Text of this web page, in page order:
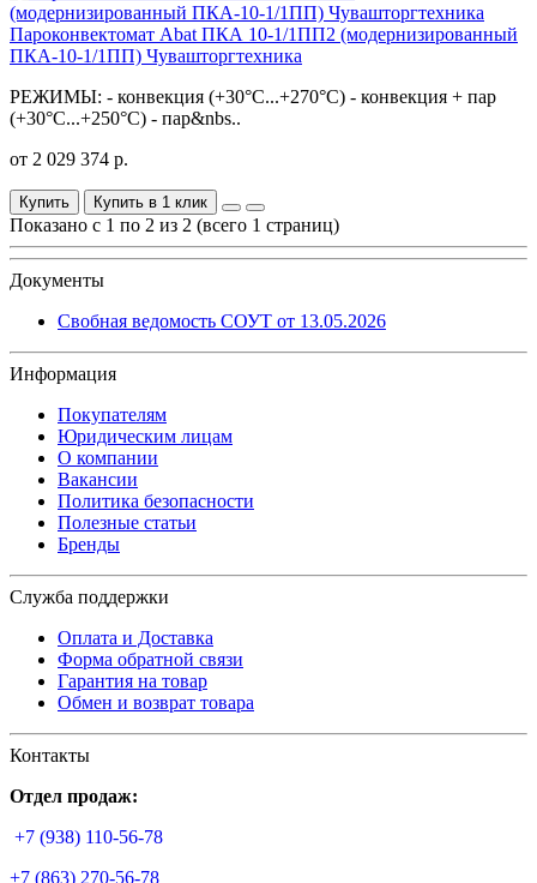
Пароконвектомат Abat ПКА 10-1/1ПП2 (модернизированный
ПКА-10-1/1ПП) Чувашторгтехника
РЕЖИМЫ: - конвекция (+30°С...+270°С) - конвекция + пар
(+30°С...+250°С) - пар&nbs..
от 2 029 374 р.
Купить Купить в 1 клик
Показано с 1 по 2 из 2 (всего 1 страниц)
Документы
Свобная ведомость СОУТ от 13.05.2026
Информация
Покупателям
Юридическим лицам
О компании
Вакансии
Политика безопасности
Полезные статьи
Бренды
Служба поддержки
Оплата и Доставка
Форма обратной связи
Гарантия на товар
Обмен и возврат товара
Контакты
Отдел продаж:
+7 (938) 110-56-78
+7 (863) 270-56-78